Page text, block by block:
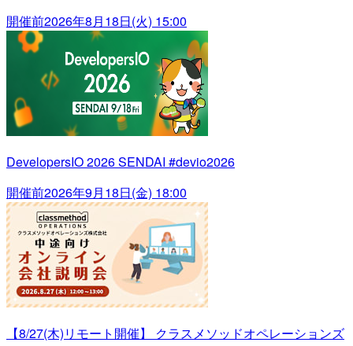
開催前2026年8月18日(火) 15:00
DevelopersIO 2026 SENDAI #devio2026
開催前2026年9月18日(金) 18:00
【8/27(木)リモート開催】 クラスメソッドオペレーションズ